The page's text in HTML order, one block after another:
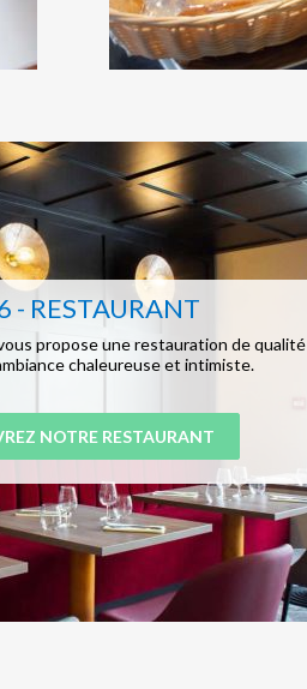
- RESTAURANT
propose une restauration de qualité
chaleureuse et intimiste.
NOTRE RESTAURANT